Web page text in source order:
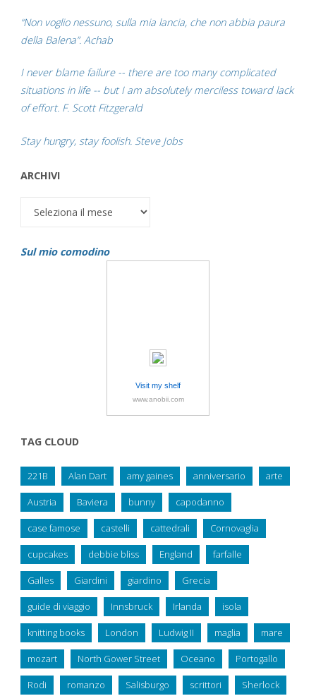
“Non voglio nessuno, sulla mia lancia, che non abbia paura
della Balena”. Achab
I never blame failure -- there are too many complicated
situations in life -- but I am absolutely merciless toward lack
of effort. F. Scott Fitzgerald
Stay hungry, stay foolish. Steve Jobs
ARCHIVI
Sul mio comodino
Visit my shelf
www.anobii.com
TAG CLOUD
221B Alan Dart amy gaines anniversario arte
Austria Baviera bunny capodanno
case famose castelli cattedrali Cornovaglia
cupcakes debbie bliss England farfalle
Galles Giardini giardino Grecia
guide di viaggio Innsbruck Irlanda isola
knitting books London Ludwig II maglia mare
mozart North Gower Street Oceano Portogallo
Rodi romanzo Salisburgo scrittori Sherlock